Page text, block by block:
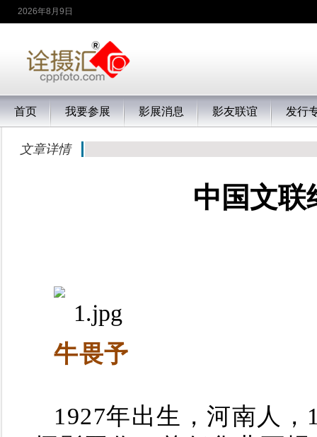
2026年8月9日
首页 我要参展 影展消息 影友联谊 发行
文章详情
中国文联
牛畏予
1927年出生，河南人